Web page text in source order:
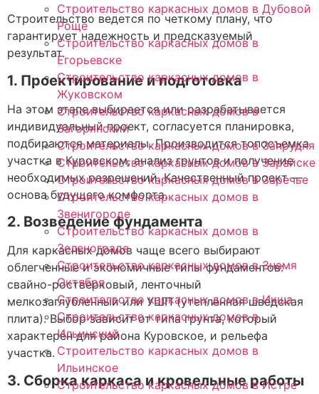
Строительство каркасных домов в Дубовой
Роще
Строительство каркасных домов в
Егорьевске
Строительство каркасных домов в
Жуковском
Строительство каркасных домов в
Загорянский
Строительство каркасных домов в Запрудня
Строительство каркасных домов в Зарайске
Строительство каркасных домов в Заречье
Строительство каркасных домов в
Звенигороде
Строительство каркасных домов в
Зеленограде
Строительство каркасных домов в Знамя
Октября
Строительство каркасных домов в Икша
Строительство каркасных домов в
Ильинский
Строительство каркасных домов в
Ильинское
Строительство каркасных домов в Истре
Строительство ведется по четкому плану, что
гарантирует надежность и предсказуемый
результат.
1. Проектирование и подготовка
На этом этапе выбирается или разрабатывается
индивидуальный проект, согласуется планировка,
подбираются материалы. Производится топосъемка
участка в Куровском, анализ грунтов и получение
необходимых разрешений. Качественный проект —
основа будущего комфорта.
2. Возведение фундамента
Для каркасных домов чаще всего выбирают
облегченные и экономичные типы фундаментов:
свайно-ростверковый, ленточный
мелкозаглубленный или УШП (утепленная шведская
плита). Выбор зависит от типа грунта, который
характерен для района Куровское, и рельефа
участка.
3. Сборка каркаса и кровельные работы